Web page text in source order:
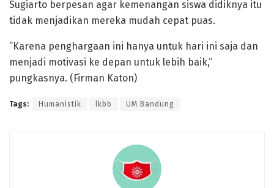
Sugiarto berpesan agar kemenangan siswa didiknya itu
tidak menjadikan mereka mudah cepat puas.
”Karena penghargaan ini hanya untuk hari ini saja dan
menjadi motivasi ke depan untuk lebih baik,“
pungkasnya. (Firman Katon)
Tags: Humanistik lkbb UM Bandung